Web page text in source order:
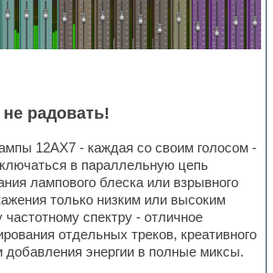
радовать!
12AX7 - каждая со своим голосом -
в параллельную цепь
лампового блеска или взрывного
только низким или высоким
спектру - отличное
отдельных треков, креативного
добавления энергии в полные миксы.